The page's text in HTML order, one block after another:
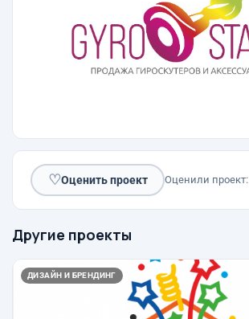
♡Оценить проект Оценили проект:
Другие проекты
ДИЗАЙН И БРЕНДИНГ